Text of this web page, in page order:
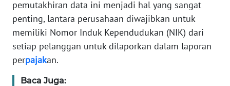
pemutakhiran data ini menjadi hal yang sangat
penting, lantara perusahaan diwajibkan untuk
memiliki Nomor Induk Kependudukan (NIK) dari
setiap pelanggan untuk dilaporkan dalam laporan
perpajakan.
Baca Juga:
JABAR
WN